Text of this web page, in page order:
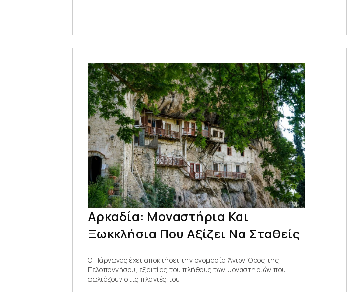
Αρκαδία: Μοναστήρια Και
Ξωκκλήσια Που Αξίζει Να Σταθείς
Ο Πάρνωνας έχει αποκτήσει την ονομασία Άγιον Όρος της
Πελοποννήσου, εξαιτίας του πλήθους των μοναστηριών που
φωλιάζουν στις πλαγιές του!